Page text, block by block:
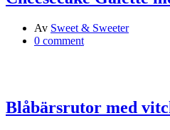
Av Sweet & Sweeter
0 comment
Blåbärsrutor med